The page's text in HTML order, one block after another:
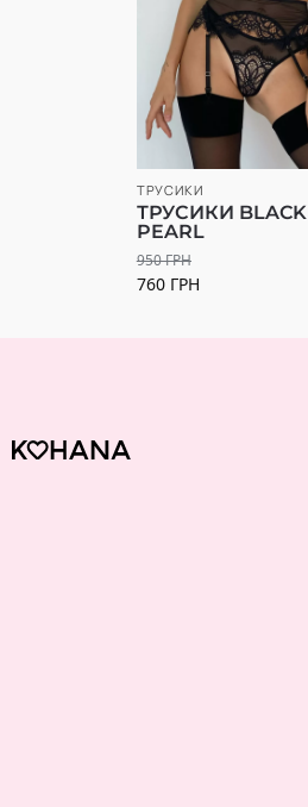
ТРУСИКИ
ТРУСИКИ BLACK
PEARL
950ГРН
760 ГРН